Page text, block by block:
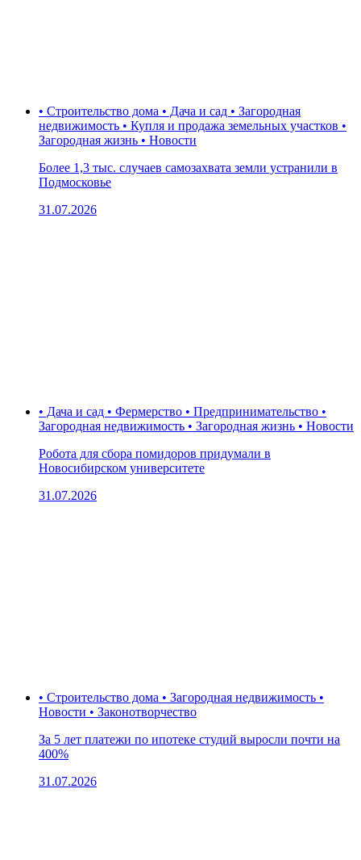
• Строительство дома • Дача и сад • Загородная
недвижимость • Купля и продажа земельных участков •
Загородная жизнь • Новости
Более 1,3 тыс. случаев самозахвата земли устранили в
Подмосковье
31.07.2026
• Дача и сад • Фермерство • Предпринимательство •
Загородная недвижимость • Загородная жизнь • Новости
Робота для сбора помидоров придумали в
Новосибирском университете
31.07.2026
• Строительство дома • Загородная недвижимость •
Новости • Законотворчество
За 5 лет платежи по ипотеке студий выросли почти на
400%
31.07.2026